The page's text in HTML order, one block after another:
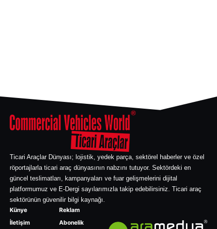
Ticari Araçlar Dünyası; lojistik, yedek parça, sektörel haberler ve özel
röportajlarla ticari araç dünyasının nabzını tutuyor. Sektördeki en
güncel teslimatları, kampanyaları ve fuar gelişmelerini dijital
platformumuz ve E-Dergi sayılarımızla takip edebilirsiniz. Ticari araç
sektörünün güvenilir bilgi kaynağı.
Künye
İletişim
Reklam
Abonelik